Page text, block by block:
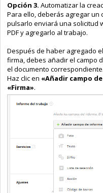
Opción 3. Automatizar la
Para ello, deberás agregar un
pulsarlo enviará una solicitud
PDF y agregarlo al trabajo.
Después de haber agregado
firma, debes añadir el campo
el documento correspondiente.
Haz clic en «Añadir campo
«Firma».